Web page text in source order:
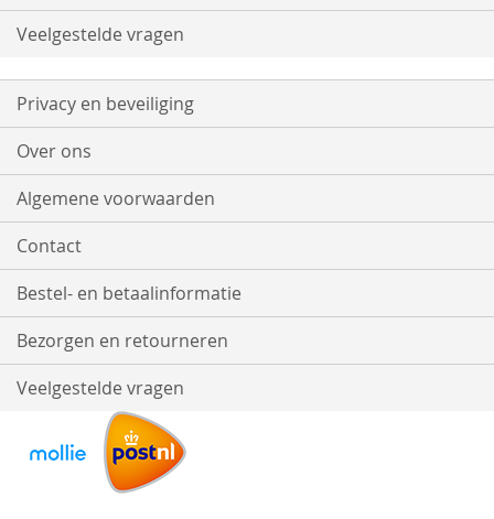
Veelgestelde vragen
Privacy en beveiliging
Over ons
Algemene voorwaarden
Contact
Bestel- en betaalinformatie
Bezorgen en retourneren
Veelgestelde vragen